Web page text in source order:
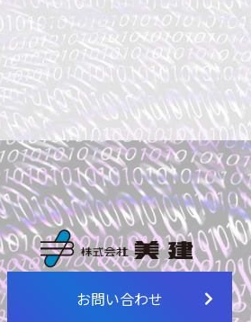
お問い合わせ